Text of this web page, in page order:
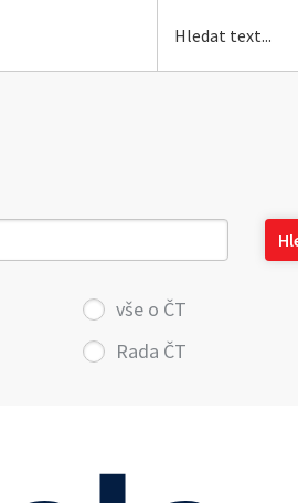
vše o ČT
Rada ČT